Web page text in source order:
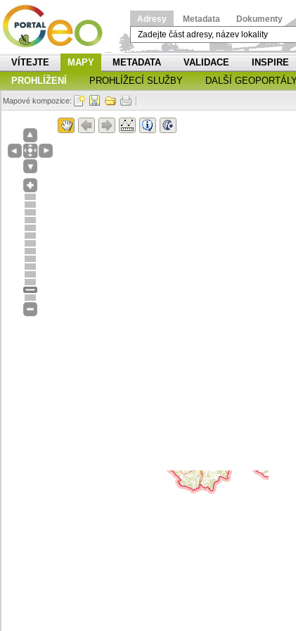
Adresy Metadata Dokumenty
VÍTEJTE MAPY METADATA VALIDACE INSPIRE
PROHLÍŽENÍ
PROHLÍŽECÍ SLUŽBY DALŠÍ
Mapové kompozice: